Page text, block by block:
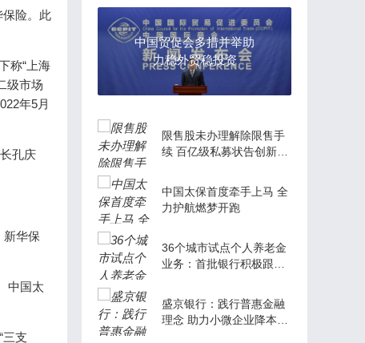
保险。此
称“上海
级市场
年5月
孔庆
新华保
中国太
三支
中国贸促会多措并举助
力稳外贸稳投资
限售股未办理解除限售手
续 百亿级私募状告创新医
中国太保首度牵手上马 全
力护航燃梦开跑
36个城市试点个人养老金
业务：首批银行积极跟
盛京银行：践行普惠金融
理念 助力小微企业降本增